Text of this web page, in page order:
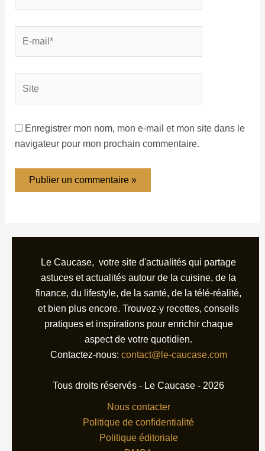
Enregistrer mon nom, mon e-mail et mon site dans le
navigateur pour mon prochain commentaire.
Le Caucase, votre site d'actualités qui partage
astuces et actualités autour de la cuisine, de la
finance, du lifestyle, de la santé, de la télé-réalité,
et bien plus encore. Trouvez-y recettes, conseils
pratiques et inspirations pour enrichir chaque
aspect de votre quotidien.
Contactez-nous: contact@le-caucase.com
Tous droits réservés - Le Caucase - 2026
Nous contacter
Politique de confidentialité
Politique éditoriale